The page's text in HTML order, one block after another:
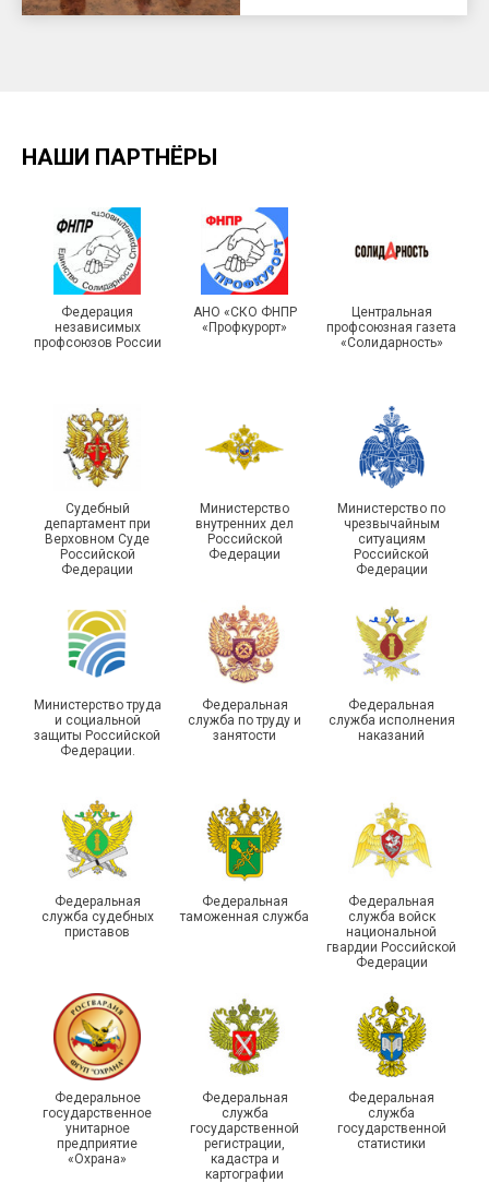
НАШИ ПАРТНЁРЫ
Федерация
независимых
профсоюзов России
АНО «СКО ФНПР
«Профкурорт»
Центральная
профсоюзная газета
«Солидарность»
Судебный
департамент при
Верховном Суде
Российской
Федерации
Министерство
внутренних дел
Российской
Федерации
Министерство по
чрезвычайным
ситуациям
Российской
Федерации
Министерство труда
и социальной
защиты Российской
Федерации.
Федеральная
служба по труду и
занятости
Федеральная
служба исполнения
наказаний
Федеральная
служба судебных
приставов
Федеральная
таможенная служба
Федеральная
служба войск
национальной
гвардии Российской
Федерации
Федеральное
государственное
унитарное
предприятие
«Охрана»
Федеральная
служба
государственной
регистрации,
кадастра и
картографии
Федеральная
служба
государственной
статистики